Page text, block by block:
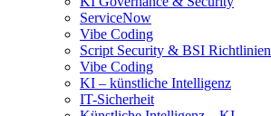
ServiceNow
Vibe Coding
Script Security & BSI Richtlinien
Vibe Coding
KI – künstliche Intelligenz
IT-Sicherheit